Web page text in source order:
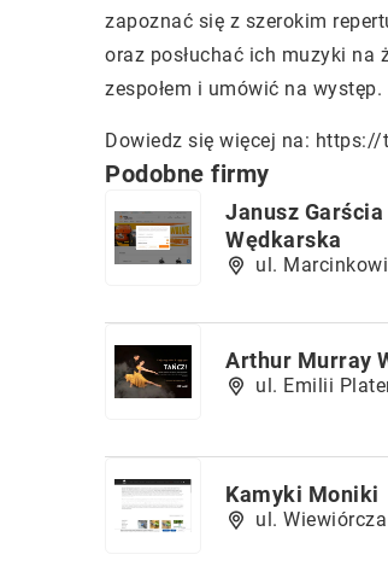
zapoznać się z szerokim
oraz posłuchać ich muzyki na
zespołem i umówić na występ.
Dowiedz się więcej na: https://
Podobne firmy
Janusz
Wędkarska
ul.
Arthur Murray
ul. Emilii
Kamyki Moniki
ul.